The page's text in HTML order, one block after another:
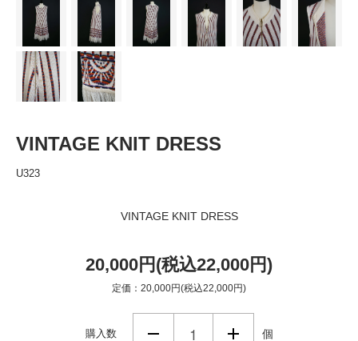
VINTAGE KNIT DRESS
U323
VINTAGE KNIT DRESS
20,000円(税込22,000円)
定価：20,000円(税込22,000円)
購入数 個